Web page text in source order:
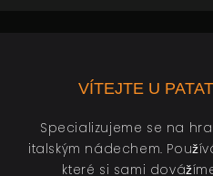
VÍTEJTE U
Specializujeme se na
italským nádechem.
které si sami